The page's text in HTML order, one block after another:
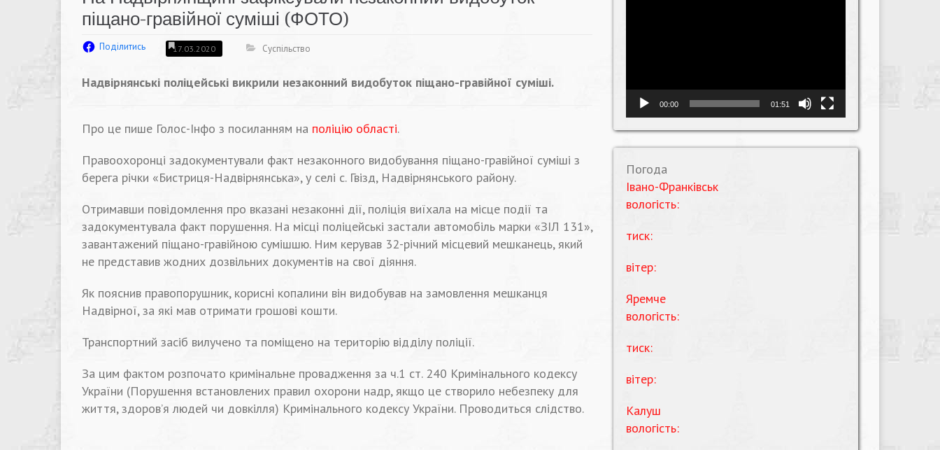
піщано-гравійної суміші (ФОТО)
Поділитись 17.03.2020 Суспільство
Надвірнянські поліцейські викрили незаконний видобуток піщано-гравійної суміші.
Про це пише Голос-Інфо з посиланням на поліцію області.
Правоохоронці задокументували факт незаконного видобування піщано-гравійної суміші з
берега річки «Бистриця-Надвірнянська», у селі с. Гвізд, Надвірнянського району.
Отримавши повідомлення про вказані незаконні дії, поліція виїхала на місце події та
задокументувала факт порушення. На місці поліцейські застали автомобіль марки «ЗІЛ 131»,
завантажений піщано-гравійною сумішшю. Ним керував 32-річний місцевий мешканець, який
не представив жодних дозвільних документів на свої діяння.
Як пояснив правопорушник, корисні копалини він видобував на замовлення мешканця
Надвірної, за які мав отримати грошові кошти.
Транспортний засіб вилучено та поміщено на територію відділу поліції.
За цим фактом розпочато кримінальне провадження за ч.1 ст. 240 Кримінального кодексу
України (Порушення встановлених правил охорони надр, якщо це створило небезпеку для
життя, здоров’я людей чи довкілля) Кримінального кодексу України. Проводиться слідство.
00:00 01:51
Погода
Івано-Франківськ
вологість:
тиск:
вітер:
Яремче
вологість:
тиск:
вітер:
Калуш
вологість: